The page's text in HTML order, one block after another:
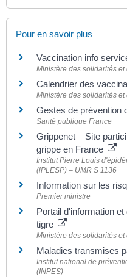
Pour en savoir plus
Vaccination info
Ministère des solidarités et
Calendrier des
Ministère des solidarités et
Gestes de prévention
Santé publique France
Grippenet – Site
grippe en France
Institut Pierre Louis
(iPLESP) – UMR S 1136
Information sur les
Premier ministre
Portail d'information
tigre
Ministère des solidarités et
Maladies transmises
Institut national de
(INPES)